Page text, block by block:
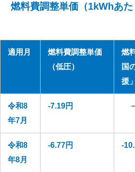
燃料費調整単価（1kWhあ
適用月
燃料費調整単価
（低圧）
燃
国
援
令和8
年7月
-7.19円
令和8
年8月
-6.77円 -